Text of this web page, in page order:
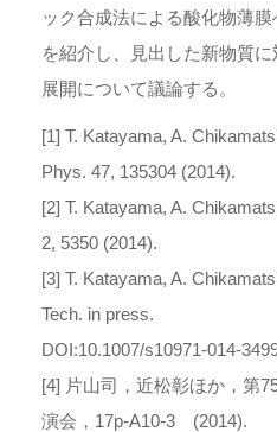
ック合成法による酸化物薄
を紹介し、見出した新物質
展開について議論する。
[1] T. Katayama, A.
Phys. 47, 135304 (2014).
[2] T. Katayama, A.
2, 5350 (2014).
[3] T. Katayama, A.
Tech. in press.
DOI:10.1007/s10971-014-
[4] 片山司，近松彰ほか，第
演会，17p-A10-3 (2014).